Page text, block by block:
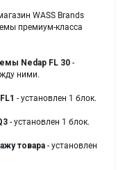
WASS Brands
премиум-класса
Nedap FL 30 -
ними.
- установлен 1 блок.
- установлен 1 блок.
товара - установлен